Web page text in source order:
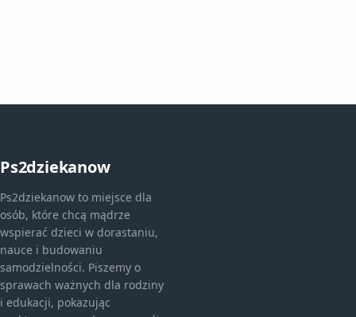
Ps2dziekanow
Ps2dziekanow to miejsce dla
osób, które chcą mądrze
wspierać dzieci w dorastaniu,
nauce i budowaniu
samodzielności. Piszemy o
sprawach ważnych dla rodziny
i edukacji, pokazując